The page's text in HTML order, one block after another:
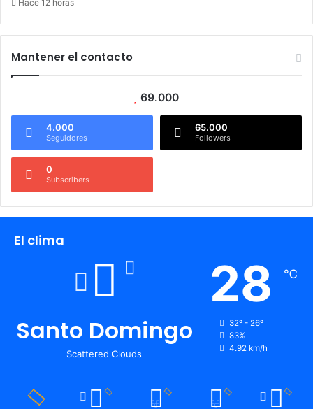
Hace 12 horas
Mantener el contacto
69.000
4.000
Seguidores
65.000
Followers
0
Subscribers
El clima
Santo Domingo
Scattered Clouds
28 ℃
32º - 26º
83%
4.92 km/h